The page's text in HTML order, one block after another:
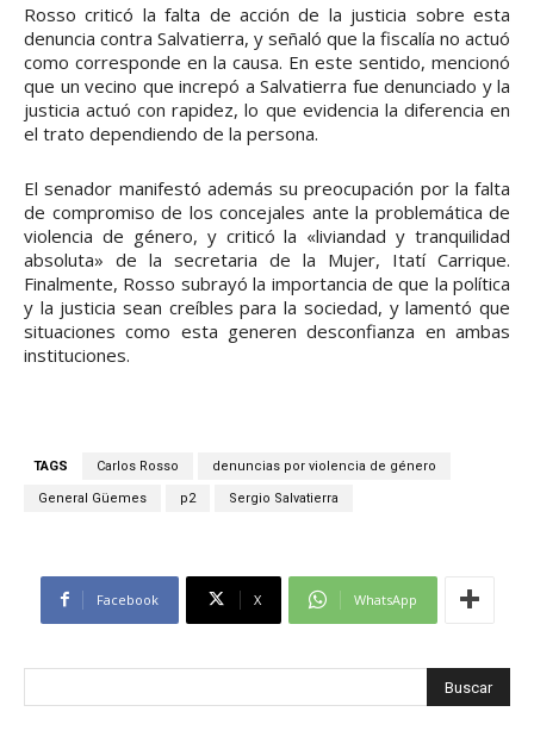
Rosso criticó la falta de acción de la justicia sobre esta
denuncia contra Salvatierra, y señaló que la fiscalía no actuó
como corresponde en la causa. En este sentido, mencionó
que un vecino que increpó a Salvatierra fue denunciado y la
justicia actuó con rapidez, lo que evidencia la diferencia en
el trato dependiendo de la persona.
El senador manifestó además su preocupación por la falta
de compromiso de los concejales ante la problemática de
violencia de género, y criticó la «liviandad y tranquilidad
absoluta» de la secretaria de la Mujer, Itatí Carrique.
Finalmente, Rosso subrayó la importancia de que la política
y la justicia sean creíbles para la sociedad, y lamentó que
situaciones como esta generen desconfianza en ambas
instituciones.
TAGS Carlos Rosso denuncias por violencia de género
General Güemes p2 Sergio Salvatierra
Facebook X WhatsApp